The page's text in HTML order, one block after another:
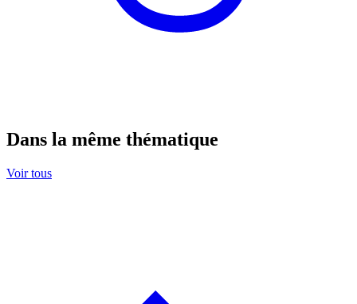
Dans la même thématique
Voir tous